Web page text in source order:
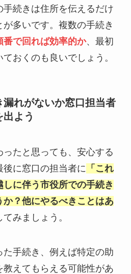
続きは住所を伝えるだけ
多いです。複数の手続き
番で回れば効率的か、最初
おくのも良いでしょう。
れがないか窓口担当者
よう
たと思っても、安心する
に窓口の担当者に 「これ
に伴う市役所での手続き
？他にやるべきことはあ
てみましょう。
た手続き、例えば特定の助
教えてもらえる可能性があ